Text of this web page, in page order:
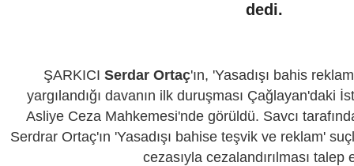
dedi.
ŞARKICI Serdar Ortaç'ın, 'Yasadışı bahis
yargılandığı davanın ilk duruşması Çağlayan'daki
Asliye Ceza Mahkemesi'nde görüldü. Savcı
Serdrar Ortaç'ın 'Yasadışı bahise teşvik ve reklam'
cezasıyla cezalandırılması talep